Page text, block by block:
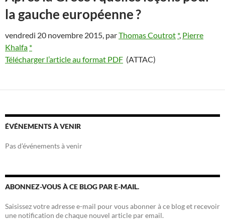
la gauche européenne?
vendredi 20 novembre 2015 parThomas Coutrot *, Pierre
Khalfa *
Télécharger l’article au format PDF (ATTAC)
ÉVÉNEMENTS À VENIR
Pas d’événements à venir
ABONNEZ-VOUS À CE BLOG PAR E-MAIL.
Saisissez votre adresse e-mail pour vous abonner à ce blog et recevoir
une notification de chaque nouvel article par email.